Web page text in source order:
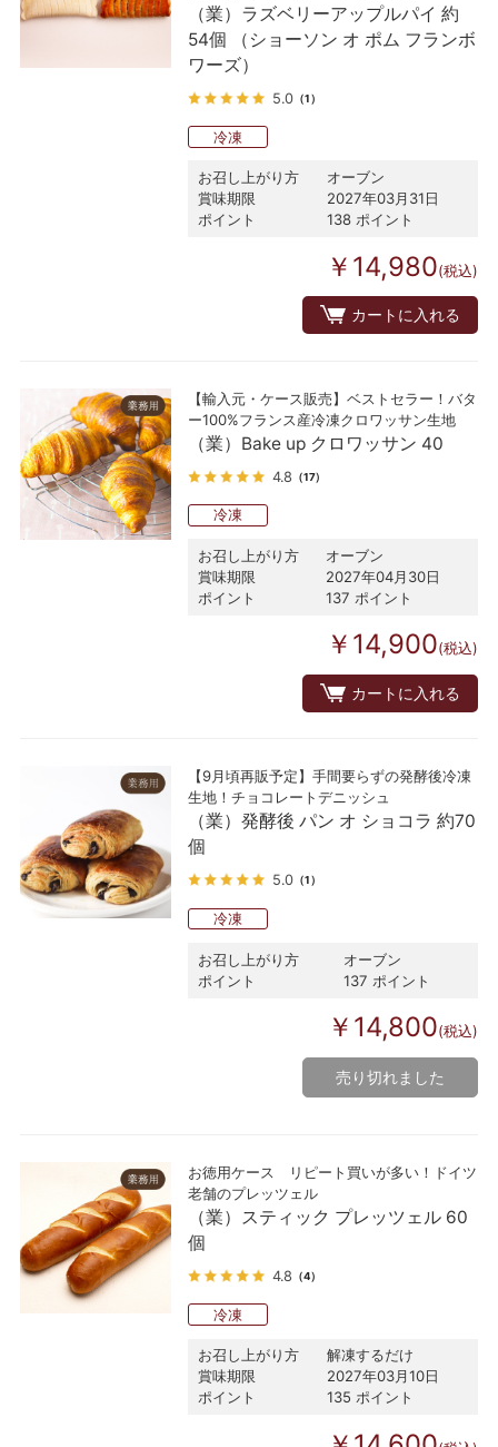
（業）ラズベリーアップルパイ 約
54個 （ショーソン オ ポム フランボ
ワーズ）
5.0 （1）
冷凍
お召し上がり方
オーブン
賞味期限
2027年03月31日
ポイント
138 ポイント
￥14,980(税込)
カートに入れる
【輸入元・ケース販売】ベストセラー！バタ
ー100%フランス産冷凍クロワッサン生地
（業）Bake up クロワッサン 40
4.8 （17）
冷凍
お召し上がり方
オーブン
賞味期限
2027年04月30日
ポイント
137 ポイント
￥14,900(税込)
カートに入れる
【9月頃再販予定】手間要らずの発酵後冷凍
生地！チョコレートデニッシュ
（業）発酵後 パン オ ショコラ 約70
個
5.0 （1）
冷凍
お召し上がり方
オーブン
ポイント
137 ポイント
￥14,800(税込)
売り切れました
お徳用ケース リピート買いが多い！ドイツ
老舗のプレッツェル
（業）スティック プレッツェル 60
個
4.8 （4）
冷凍
お召し上がり方
解凍するだけ
賞味期限
2027年03月10日
ポイント
135 ポイント